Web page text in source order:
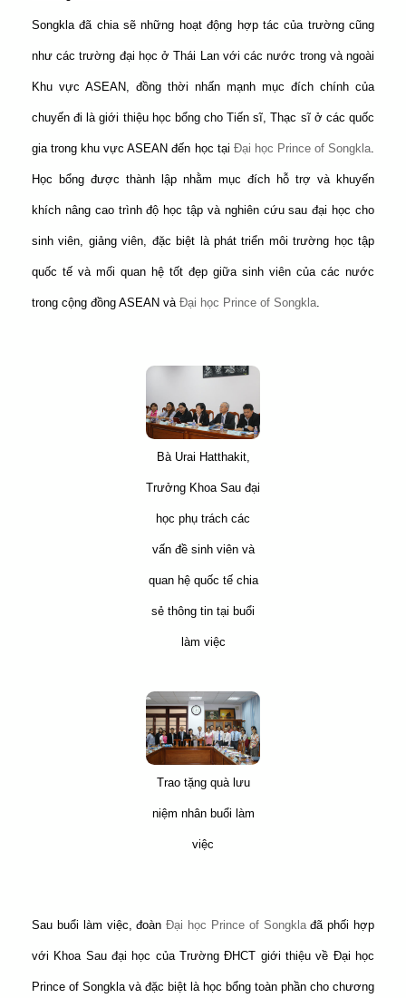
Songkla đã chia sẽ những hoạt động hợp tác của trường cũng
như các trường đại học ở Thái Lan với các nước trong và ngoài
Khu vực ASEAN, đồng thời nhấn mạnh mục đích chính của
chuyến đi là giới thiệu học bổng cho Tiến sĩ, Thạc sĩ ở các quốc
gia trong khu vực ASEAN đến học tại Đại học Prince of Songkla.
Học bổng được thành lập nhằm mục đích hỗ trợ và khuyến
khích nâng cao trình độ học tập và nghiên cứu sau đại học cho
sinh viên, giảng viên, đặc biệt là phát triển môi trường học tập
quốc tế và mối quan hệ tốt đẹp giữa sinh viên của các nước
trong cộng đồng ASEAN và Đại học Prince of Songkla.
Bà Urai Hatthakit,
Trưởng Khoa Sau đại
học phụ trách các
vấn đề sinh viên và
quan hệ quốc tế chia
sẻ thông tin tại buổi
làm việc
Trao tặng quà lưu
niệm nhân buổi làm
việc
Sau buổi làm việc, đoànĐại học Prince of Songklađã phối hợp
với Khoa Sau đại học của Trường ĐHCT giới thiệu về Đại học
Prince of Songkla và đặc biệt là học bổng toàn phần cho chương